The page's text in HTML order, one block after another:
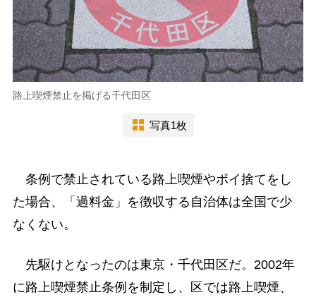
路上喫煙禁止を掲げる千代田区
写真1枚
条例で禁止されている路上喫煙やポイ捨てをし
た場合、「過料金」を徴収する自治体は全国で少
なくない。
先駆けとなったのは東京・千代田区だ。2002年
に路上喫煙禁止条例を制定し、区では路上喫煙、